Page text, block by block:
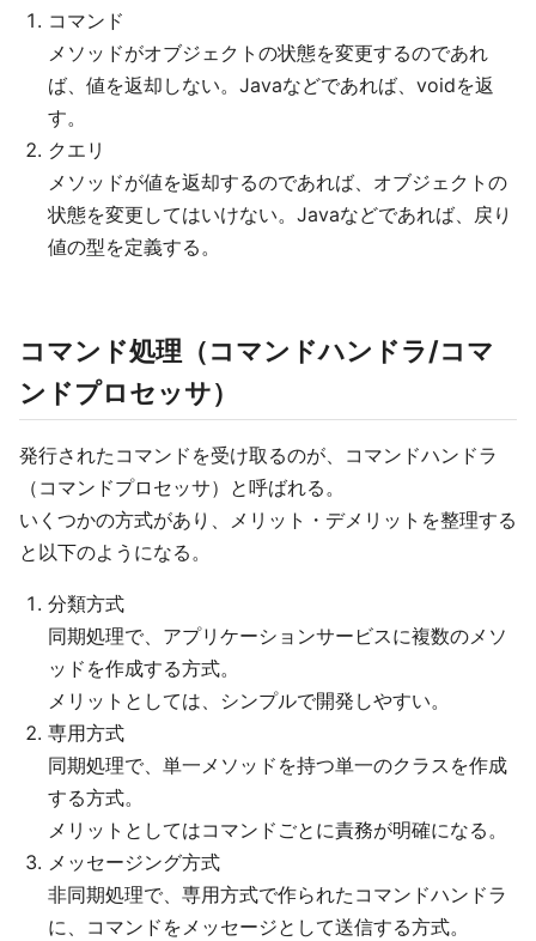
コマンド
メソッドがオブジェクトの状態を変更するのであれ
ば、値を返却しない。Javaなどであれば、voidを返
す。
クエリ
メソッドが値を返却するのであれば、オブジェクトの
状態を変更してはいけない。Javaなどであれば、戻り
値の型を定義する。
コマンド処理（コマンドハンドラ/コマ
ンドプロセッサ）
発行されたコマンドを受け取るのが、コマンドハンドラ
（コマンドプロセッサ）と呼ばれる。
いくつかの方式があり、メリット・デメリットを整理する
と以下のようになる。
分類方式
同期処理で、アプリケーションサービスに複数のメソ
ッドを作成する方式。
メリットとしては、シンプルで開発しやすい。
専用方式
同期処理で、単一メソッドを持つ単一のクラスを作成
する方式。
メリットとしてはコマンドごとに責務が明確になる。
メッセージング方式
非同期処理で、専用方式で作られたコマンドハンドラ
に、コマンドをメッセージとして送信する方式。